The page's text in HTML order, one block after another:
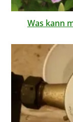
Was kann